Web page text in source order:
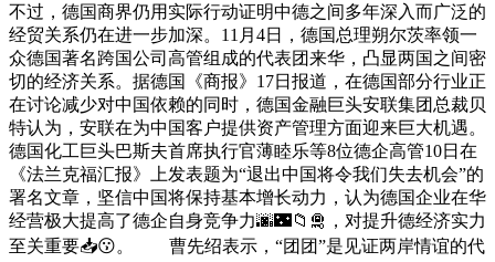
不过，德国商界仍用实际行动证明中德之间多年深入而广泛的
经贸关系仍在进一步加深。11月4日，德国总理朔尔茨率领一
众德国著名跨国公司高管组成的代表团来华，凸显两国之间密
切的经济关系。据德国《商报》17日报道，在德国部分行业正
在讨论减少对中国依赖的同时，德国金融巨头安联集团总裁贝
特认为，安联在为中国客户提供资产管理方面迎来巨大机遇。
德国化工巨头巴斯夫首席执行官薄睦乐等8位德企高管10日在
《法兰克福汇报》上发表题为“退出中国将令我们失去机会”的
署名文章，坚信中国将保持基本增长动力，认为德国企业在华
经营极大提高了德企自身竞争力🌆🌃📁🛅，对提升德经济实力
至关重要📥😗。 曹先绍表示，“团团”是见证两岸情谊的代